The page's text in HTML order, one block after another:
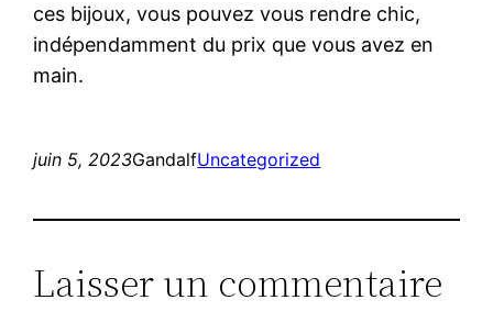
ces bijoux, vous pouvez vous rendre chic,
indépendamment du prix que vous avez en
main.
juin 5, 2023GandalfUncategorized
Laisser un commentaire